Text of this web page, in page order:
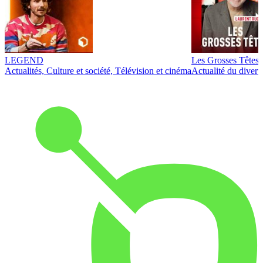
LEGEND
Actualités, Culture et société, Télévision et cinéma
Les Grosses Têtes
Actualité du